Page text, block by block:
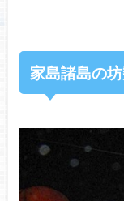
家島諸島の